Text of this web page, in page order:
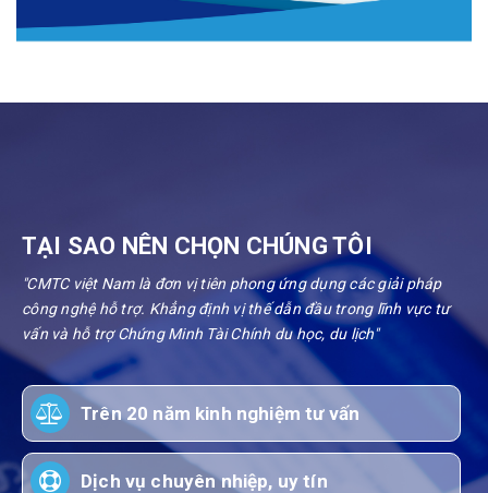
TẠI SAO NÊN CHỌN CHÚNG TÔI
"CMTC việt Nam là đơn vị tiên phong ứng dụng các giải pháp
công nghệ hỗ trợ. Khẳng định vị thế dẫn đầu trong lĩnh vực tư
vấn và hỗ trợ Chứng Minh Tài Chính du học, du lịch"
Trên 20 năm kinh nghiệm tư vấn
Dịch vụ chuyên nhiệp, uy tín